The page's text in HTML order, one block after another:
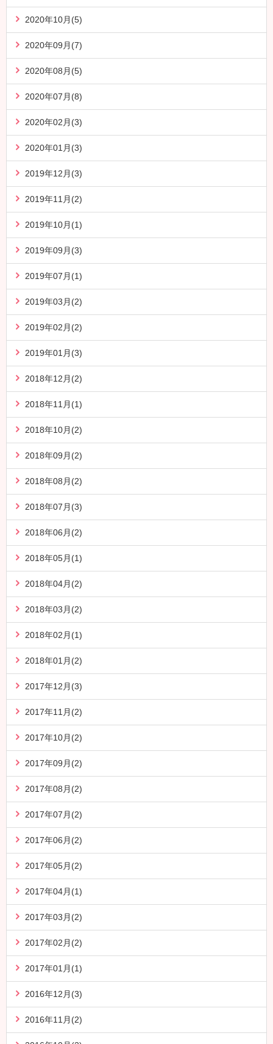
2020年10月(5)
2020年09月(7)
2020年08月(5)
2020年07月(8)
2020年02月(3)
2020年01月(3)
2019年12月(3)
2019年11月(2)
2019年10月(1)
2019年09月(3)
2019年07月(1)
2019年03月(2)
2019年02月(2)
2019年01月(3)
2018年12月(2)
2018年11月(1)
2018年10月(2)
2018年09月(2)
2018年08月(2)
2018年07月(3)
2018年06月(2)
2018年05月(1)
2018年04月(2)
2018年03月(2)
2018年02月(1)
2018年01月(2)
2017年12月(3)
2017年11月(2)
2017年10月(2)
2017年09月(2)
2017年08月(2)
2017年07月(2)
2017年06月(2)
2017年05月(2)
2017年04月(1)
2017年03月(2)
2017年02月(2)
2017年01月(1)
2016年12月(3)
2016年11月(2)